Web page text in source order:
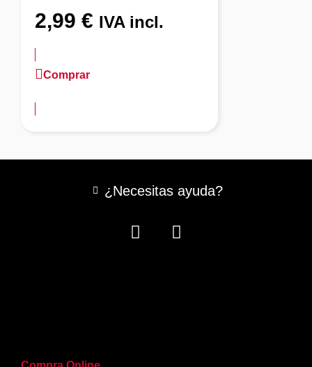
2,99 € IVA incl.
Comprar
¿Necesitas ayuda?